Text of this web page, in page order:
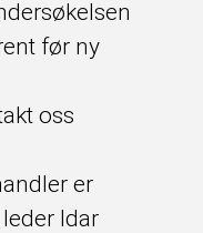
før ny
oss
er
Idar